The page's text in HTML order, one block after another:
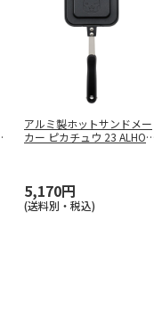
アルミ製ホットサンドメー
カー ピカチュウ 23 ALHOS
5,170円
(送料別・税込)